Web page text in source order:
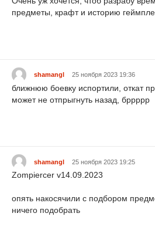
предметы, крафт и историю
shamangl 25 ноября 2023 19:36
ближнюю боевку испортили, откат
может не отпрыгнуть назад, бррррр
shamangl 25 ноября 2023 19:25
Zompiercer v14.09.2023
опять накосячили с подбором
ничего подобрать